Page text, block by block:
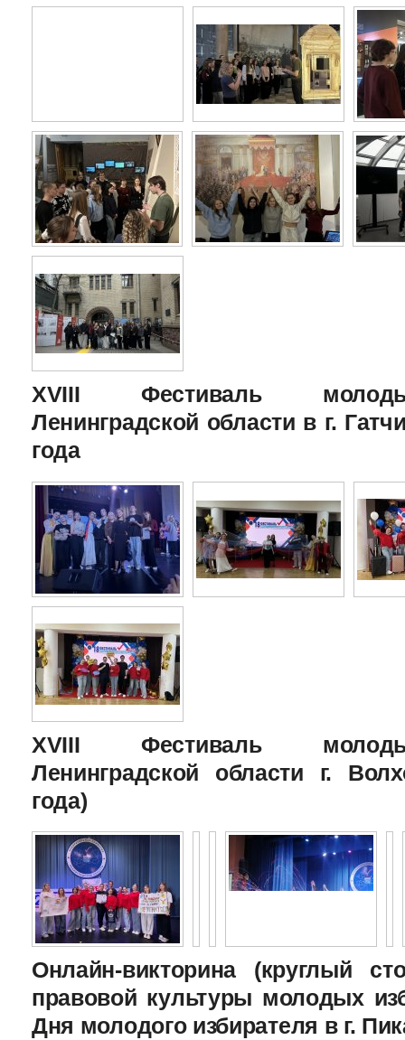
XVIII Фестиваль
Ленинградской области в г.
года
XVIII Фестиваль
Ленинградской области г.
года)
Онлайн-викторина (круглый
правовой культуры молодых
Дня молодого избирателя в г.